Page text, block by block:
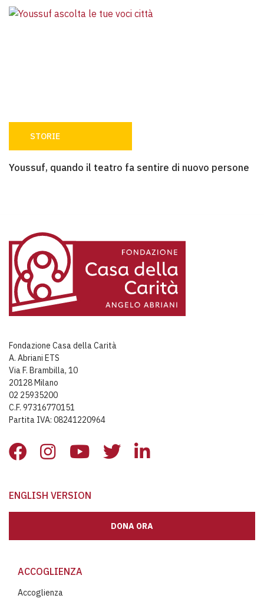
STORIE
Youssuf, quando il teatro fa sentire di nuovo persone
Fondazione Casa della Carità
A. Abriani ETS
Via F. Brambilla, 10
20128 Milano
02 25935200
C.F. 97316770151
Partita IVA: 08241220964
ENGLISH VERSION
DONA ORA
ACCOGLIENZA
Accoglienza